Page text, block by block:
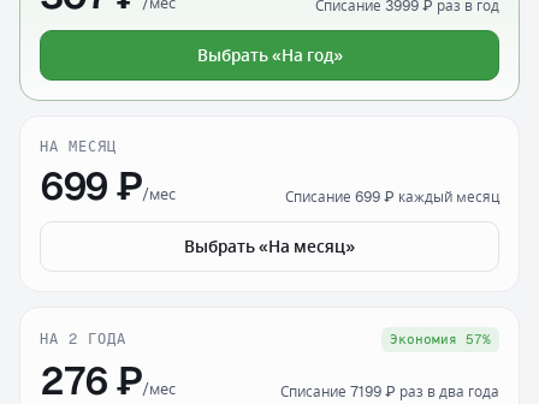
НА МЕСЯЦ
699 ₽/мес Списание 699 ₽ каждый месяц
Выбрать «На месяц»
Списание 3999 ₽ раз в год
Выбрать «На год»
НА 2 ГОДА
276 ₽/мес Списание 7199 ₽ раз в два года
Экономия 57%